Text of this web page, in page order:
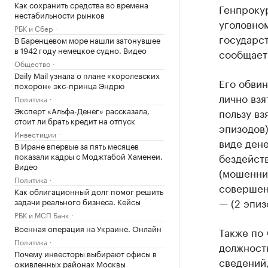
Как сохранить средства во времена
нестабильности рынков
РБК и Сбер
В Баренцевом море нашли затонувшее
в 1942 году немецкое судно. Видео
Общество
Daily Mail узнала о плане «королевских
похорон» экс-принца Эндрю
Политика
Эксперт «Альфа-Денег» рассказала,
стоит ли брать кредит на отпуск
Инвестиции
В Иране впервые за пять месяцев
показали кадры с Моджтабой Хаменеи.
Видео
Политика
Как облигационный долг помог решить
задачи реального бизнеса. Кейсы
РБК и МСП Банк
Военная операция на Украине. Онлайн
Политика
Почему инвесторы выбирают офисы в
оживленных районах Москвы
Его
лично
пользу
виде
— (2
Также по